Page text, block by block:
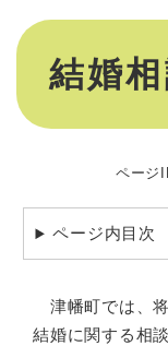
本
結婚
ページ
ページ内目次
津幡町では、将
結婚に関する相